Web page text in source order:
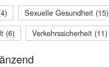
Sexuelle Gesundheit (15)
(6) Verkehrssicherheit (11)